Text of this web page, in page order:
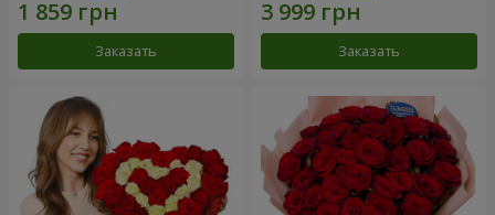
Заказать Заказать